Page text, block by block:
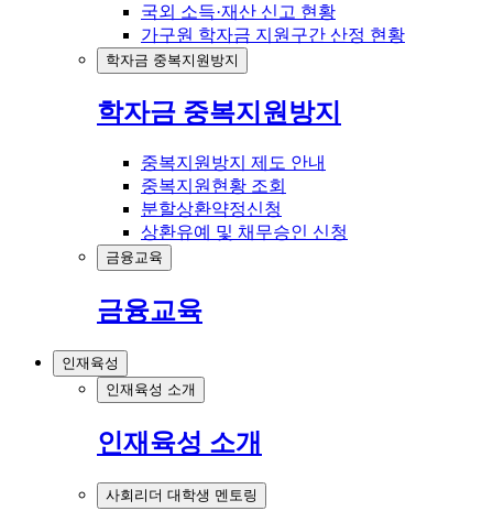
국외 소득·재산 신고 현황
가구원 학자금 지원구간 산정 현황
학자금 중복지원방지
학자금 중복지원방지
중복지원방지 제도 안내
중복지원현황 조회
분할상환약정신청
상환유예 및 채무승인 신청
금융교육
금융교육
인재육성
인재육성 소개
인재육성 소개
사회리더 대학생 멘토링